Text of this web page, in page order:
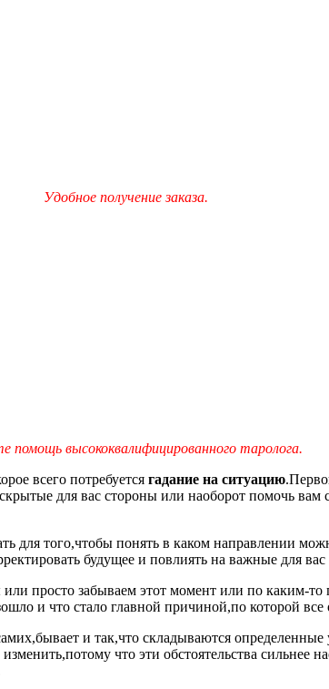
Удобное получение заказа.
помощь высококвалифицированного таролога.
всего потребуется гадание на ситуацию
для вас стороны или наоборот помочь
для того,чтобы понять в каком направлении
будущее и повлиять на важные для
просто забываем этот момент или по каким-
и что стало главной причиной,по которой все
и так,что складываются определенные
что эти обстоятельства